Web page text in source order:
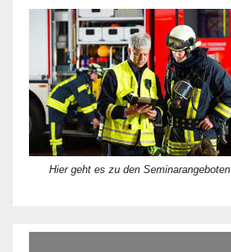
Hier geht es zu den Seminarangeboten